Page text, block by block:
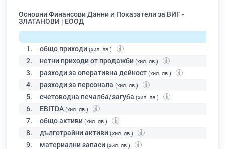
Основни Финансови Данни и Показатели за ВИГ -
ЗЛАТАНОВИ | ЕООД
1. общо приходи (хил. лв.)
2. нетни приходи от продажби (хил. лв.)
3. разходи за оперативна дейност (хил. лв.)
4. разходи за персонала (хил. лв.)
5. счетоводна печалба/загуба (хил. лв.)
6. EBITDA (хил. лв.)
7. общо активи (хил. лв.)
8. дълготрайни активи (хил. лв.)
9. материални запаси (хил. лв.)